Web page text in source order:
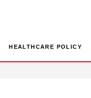
HEALTHCARE POLICY